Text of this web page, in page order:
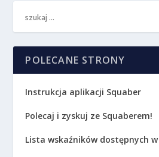
POLECANE STRONY
Instrukcja aplikacji Squaber
Polecaj i zyskuj ze Squaberem!
Lista wskaźników dostępnych